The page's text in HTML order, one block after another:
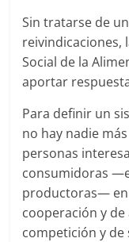
Sin tratarse de
reivindicaciones,
Social de la
aportar
Para definir un
no hay nadie
personas
consumidoras
productoras—
cooperación y
competición y